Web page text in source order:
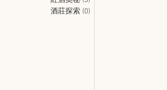
酒莊探索 (0)